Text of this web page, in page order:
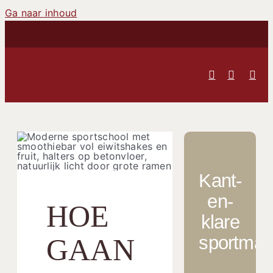
Ga naar inhoud
HOE
GAAN
Kant-
en-
klare